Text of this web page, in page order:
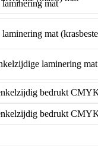
mat
mat
laminering mat
bedrukt
bedrukt